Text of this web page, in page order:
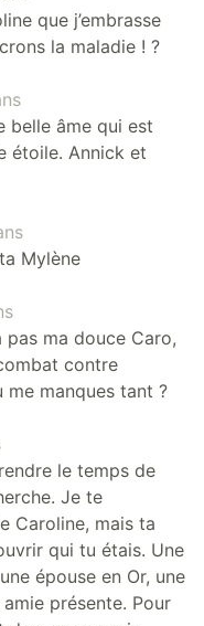
que j’embrasse
la maladie ! ?
belle âme qui est
étoile. Annick et
Mylène
pas ma douce Caro,
contre
me manques tant ?
le temps de
Je te
Caroline, mais ta
qui tu étais. Une
épouse en Or, une
présente. Pour